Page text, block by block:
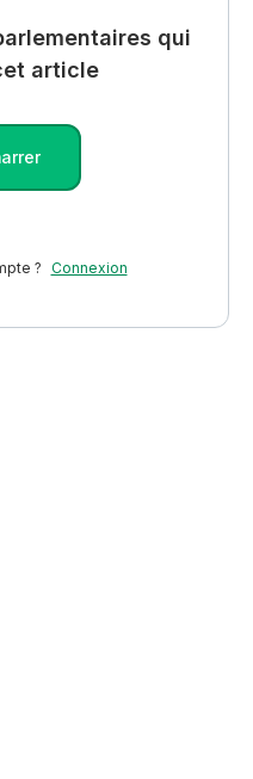
qui
article
? Connexion